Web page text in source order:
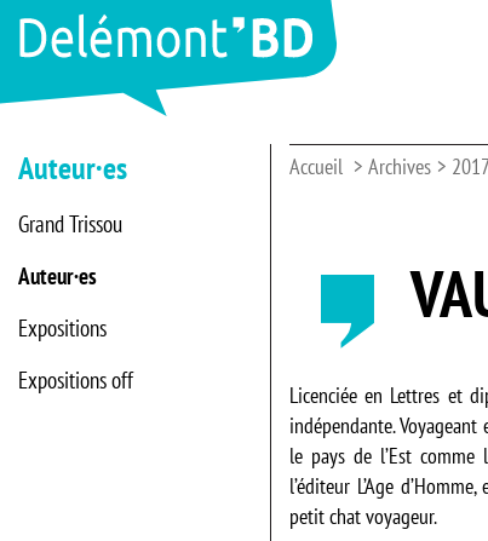
Auteur·es
Grand Trissou
Auteur·es
Expositions
Expositions off
Accueil Archives
Licenciée en Lettres et
indépendante.
le pays de l’Est comme
l’éditeur L’Age
petit chat voyageur.